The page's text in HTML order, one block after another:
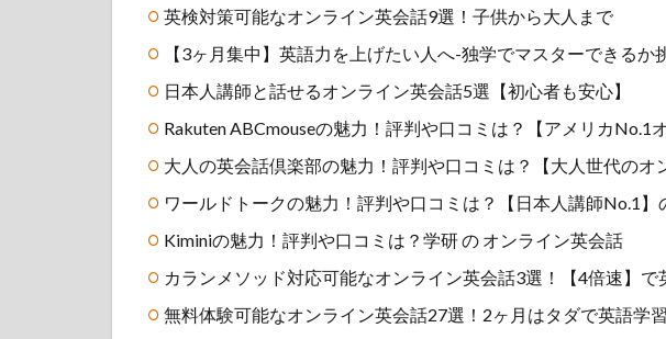
英検対策可能なオンライン英会話9選！子供から大人まで
【3ヶ月集中】英語力を上げたい人へ-独学でマスターできるか
日本人講師と話せるオンライン英会話5選【初心者も安心】
Rakuten ABCmouseの魅力！評判や口コミは？【アメリカNo.1
大人の英会話倶楽部の魅力！評判や口コミは？【大人世代のオ
ワールドトークの魅力！評判や口コミは？【日本人講師No.1】
Kiminiの魅力！評判や口コミは？学研 の オンライン英会話
カランメソッド対応可能なオンライン英会話3選！【4倍速】で
無料体験可能なオンライン英会話27選！2ヶ月はタダで英語学